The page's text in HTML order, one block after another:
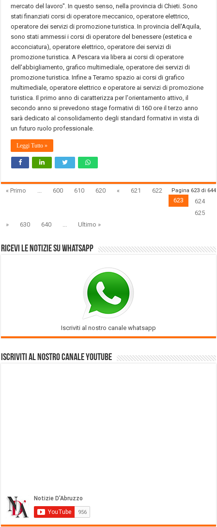
mercato del lavoro". In questo senso, nella provincia di Chieti. Sono
stati finanziati corsi di operatore meccanico, operatore elettrico,
operatore dei servizi di promozione turistica. In provincia dell'Aquila,
sono stati ammessi i corsi di operatore del benessere (estetica e
acconciatura), operatore elettrico, operatore dei servizi di
promozione turistica. A Pescara via libera ai corsi di operatore
dell'abbigliamento, grafico multimediale, operatore dei servizi di
promozione turistica. Infine a Teramo spazio ai corsi di grafico
multimediale, operatore elettrico e operatore ai servizi di promozione
turistica. Il primo anno di caratterizza per l'orientamento attivo, il
secondo anno si prevedono stage formativi di 160 ore il terzo anno
sarà dedicato al consolidamento degli standard formativi in vista di
un futuro ruolo professionale.
Leggi Tutto »
Pagina 623 di 644
« Primo 600 610 620 « 621
622
623
624
625
»
630 640 Ultimo »
Ricevi le notizie su Whatsapp
Iscriviti al nostro canale whatsapp
Iscriviti al nostro Canale Youtube